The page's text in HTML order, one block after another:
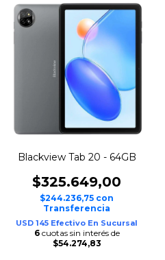
Blackview Tab 20 - 64GB
$325.649,00
$244.236,75 con
Transferencia
USD 145 Efectivo En Sucursal
6 cuotas sin interés de
$54.274,83